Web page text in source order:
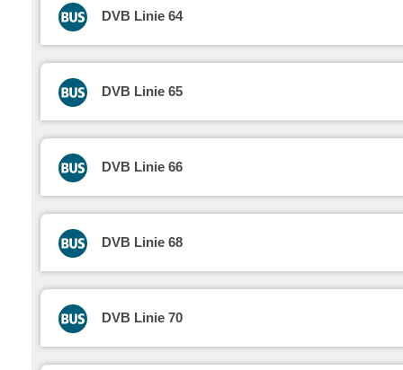
DVB Linie 64
DVB Linie 65
DVB Linie 66
DVB Linie 68
DVB Linie 70